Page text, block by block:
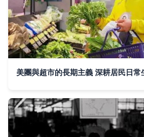
美團與超市的長期主義 深耕居民日常